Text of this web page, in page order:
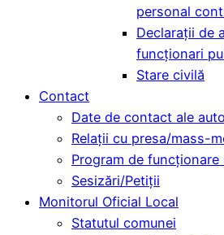
personal
Declarații de
funcționari
Stare civilă
Contact
Date de contact ale
Relații cu presa/mass-
Program de funcționare
Sesizări/Petiții
Monitorul Oficial Local
Statutul comunei